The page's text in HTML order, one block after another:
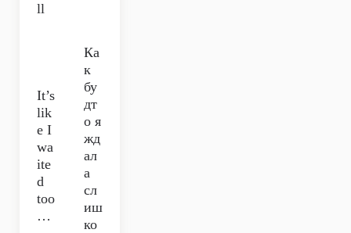
ll
It’s
lik
e I
wa
ite
d
too
…
Ка
к
бу
дт
о я
жд
ал
а
сл
иш
ко